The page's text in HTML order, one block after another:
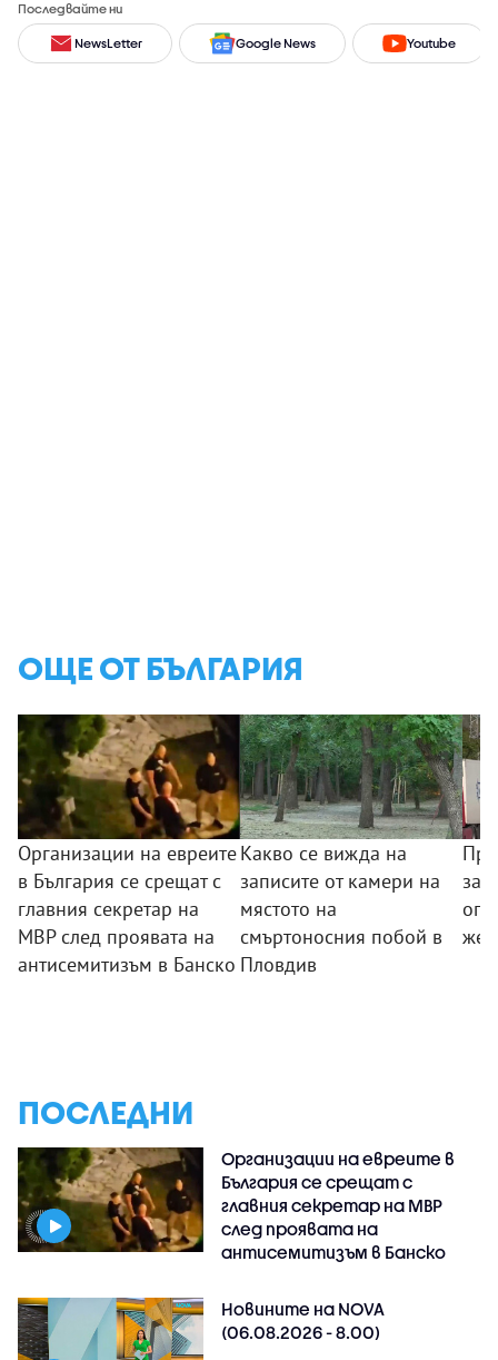
Последвайте ни
NewsLetter Google News Youtube
ОЩЕ ОТ БЪЛГАРИЯ
Организации на евреите
в България се срещат с
главния секретар на
МВР след проявата на
антисемитизъм в Банско
Какво се вижда на
записите от камери на
мястото на
смъртоносния побой в
Пловдив
за
ПОСЛЕДНИ
Организации на евреите в
България се срещат с
главния секретар на МВР
след проявата на
антисемитизъм в Банско
Новините на NOVA
(06.08.2026 - 8.00)